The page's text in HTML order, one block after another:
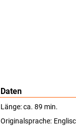
Daten
Länge: ca. 89 min.
Originalsprache: